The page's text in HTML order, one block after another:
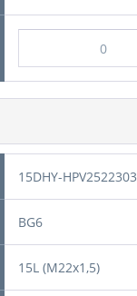
15DHY-HPV2522303
BG6
15L (M22x1,5)